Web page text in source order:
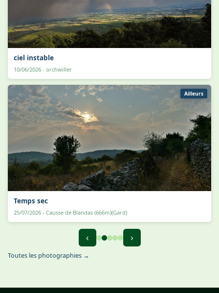
ciel instable
10/06/2026 - orchwiller
Ailleurs
Temps sec
25/07/2026 - Causse de Blandas (666m)(Gard)
‹ ›
Toutes les photographies →